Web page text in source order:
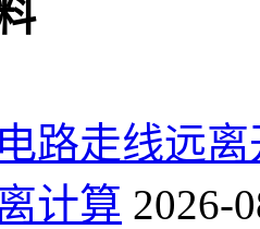
路走线远
计算 2026-